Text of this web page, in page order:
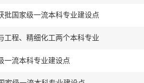
批国家级一流本科专业建设点
工程、精细化工两个本科专业
一流本科专业建设点